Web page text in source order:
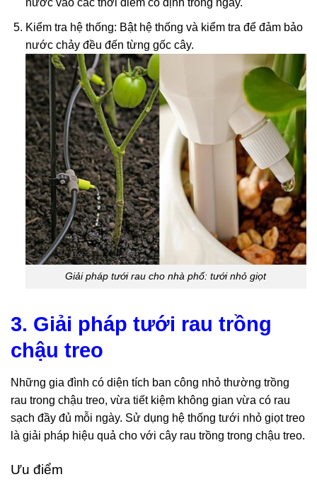
nước vào các thời điểm cố định trong ngày.
Kiểm tra hệ thống: Bật hệ thống và kiểm tra để đảm bảo
nước chảy đều đến từng gốc cây.
Giải pháp tưới rau cho nhà phố: tưới nhỏ giọt
3. Giải pháp tưới rau trồng
chậu treo
Những gia đình có diện tích ban công nhỏ thường trồng
rau trong chậu treo, vừa tiết kiệm không gian vừa có rau
sạch đầy đủ mỗi ngày. Sử dụng hệ thống tưới nhỏ giọt treo
là giải pháp hiệu quả cho với cây rau trồng trong chậu treo.
Ưu điểm